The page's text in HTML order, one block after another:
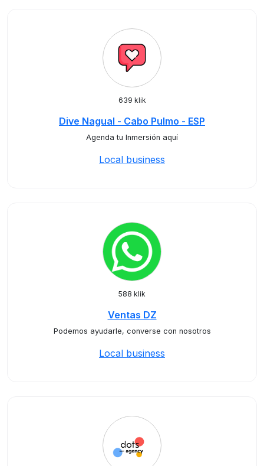
639 klik
Dive Nagual - Cabo Pulmo - ESP
Agenda tu Inmersión aquí
Local business
588 klik
Ventas DZ
Podemos ayudarle, converse con nosotros
Local business